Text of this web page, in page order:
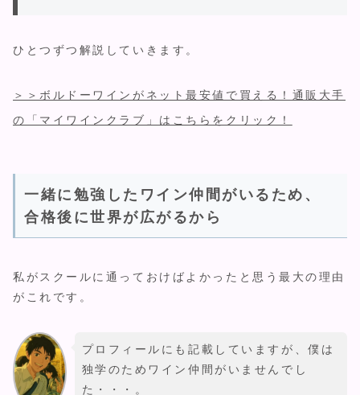
ひとつずつ解説していきます。
＞＞ボルドーワインがネット最安値で買える！通販大手
の「マイワインクラブ」はこちらをクリック！
一緒に勉強したワイン仲間がいるため、
合格後に世界が広がるから
私がスクールに通っておけばよかったと思う最大の理由
がこれです。
プロフィールにも記載していますが、僕は
独学のためワイン仲間がいませんでし
た・・・。